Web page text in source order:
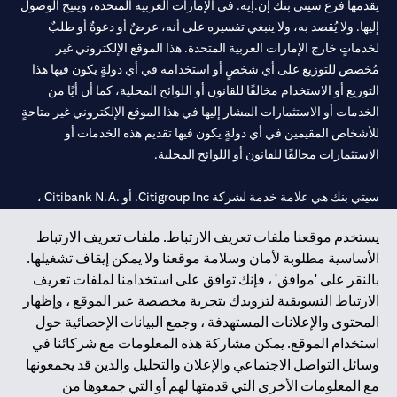
يستخدم موقعنا ملفات تعريف الارتباط. ملفات تعريف الارتباط
الأساسية مطلوبة لأمان وسلامة موقعنا ولا يمكن إيقاف تشغيلها.
بالنقر على 'موافق' ، فإنك توافق على استخدامنا لملفات تعريف
الارتباط التسويقية لتزويدك بتجربة مخصصة عبر الموقع ، وإظهار
المحتوى والإعلانات المستهدفة ، وجمع البيانات الإحصائية حول
استخدام الموقع. يمكن مشاركة هذه المعلومات مع شركائنا في
وسائل التواصل الاجتماعي والإعلان والتحليل والذين قد يجمعونها
مع المعلومات الأخرى التي قدمتها لهم أو التي جمعوها من
يقدمها فرع سيتي بنك إن.إيه. في الإمارات العربية المتحدة، ويتيح الوصول
إليها. ولا يُقصد به، ولا ينبغي تفسيره على أنه، عرضٌ أو دعوةٌ أو طلبٌ
لخدماتٍ خارج الإمارات العربية المتحدة. هذا الموقع الإلكتروني غير
مُخصص للتوزيع على أي شخصٍ أو استخدامه في أي دولةٍ يكون فيها هذا
التوزيع أو الاستخدام مخالفًا للقانون أو اللوائح المحلية، كما أن أيًا من
الخدمات أو الاستثمارات المشار إليها في هذا الموقع الإلكتروني غير متاحةٍ
للأشخاص المقيمين في أي دولةٍ يكون فيها تقديم هذه الخدمات أو
الاستثمارات مخالفًا للقانون أو اللوائح المحلية.
سيتي بنك هي علامة خدمة لشركة Citigroup Inc. أو .Citibank N.A ،
سيتي بنك إن. إيه. الإمارات مسجل لدى مصرف الإمارات المركزي تحت
أرقام التراخيص 202563 لفرع الوصل في دبي، 531989 لفرع مول
الإمارات في دبي، وCN-1002019لفرع أبوظبي. هاتف: 4000 311 04.
فرع سيتي بنك إن إيه - الإمارات العربية المتحدة مرخص من مصرف
الإمارات العربية المتحدة المركزي كفرع لبنك أجنبي.
سيتي بنك إن إيه الإمارات العربية المتحدة مرخص من هيئة الأوراق المالية
والسلع في الإمارات العربية المتحدة ("SCA") للقيام بالنشاط المالي لـ أ)